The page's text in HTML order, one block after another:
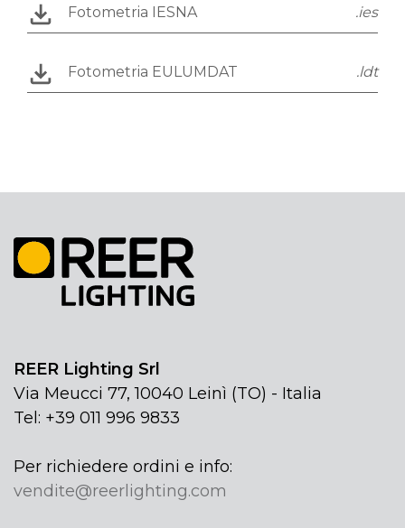
Fotometria IESNA .ies
Fotometria EULUMDAT .ldt
REER Lighting Srl
Via Meucci 77, 10040 Leinì (TO) - Italia
Tel: +39 011 996 9833
Per richiedere ordini e info:
vendite@reerlighting.com